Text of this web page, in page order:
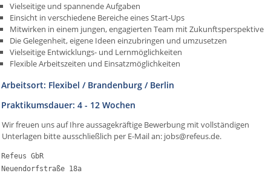
Vielseitige und spannende Aufgaben
Einsicht in verschiedene Bereiche eines Start-Ups
Mitwirken in einem jungen, engagierten Team mit Zukunftsperspektive
Die Gelegenheit, eigene Ideen einzubringen und umzusetzen
Vielseitige Entwicklungs- und Lernmöglichkeiten
Flexible Arbeitszeiten und Einsatzmöglichkeiten
Arbeitsort: Flexibel / Brandenburg / Berlin
Praktikumsdauer: 4 - 12 Wochen
Wir freuen uns auf Ihre aussagekräftige Bewerbung mit vollständigen
Unterlagen bitte ausschließlich per E-Mail an: jobs@refeus.de.
Refeus GbR
Neuendorfstraße 18a